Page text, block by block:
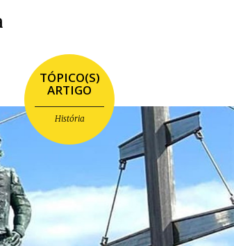
TÓPICO(S)
ARTIGO
História